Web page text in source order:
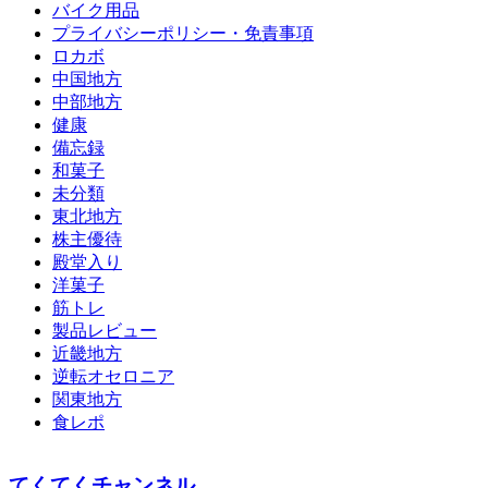
バイク用品
プライバシーポリシー・免責事項
ロカボ
中国地方
中部地方
健康
備忘録
和菓子
未分類
東北地方
株主優待
殿堂入り
洋菓子
筋トレ
製品レビュー
近畿地方
逆転オセロニア
関東地方
食レポ